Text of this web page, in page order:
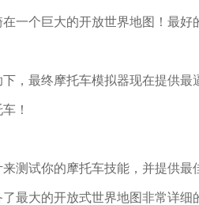
一个巨大的开放世界地图！最好
，最终摩托车模拟器现在提供
！
来测试你的摩托车技能，并提供
最大的开放式世界地图非常详